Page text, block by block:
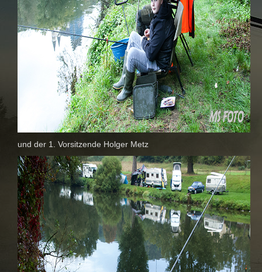
und der 1. Vorsitzende Holger Metz